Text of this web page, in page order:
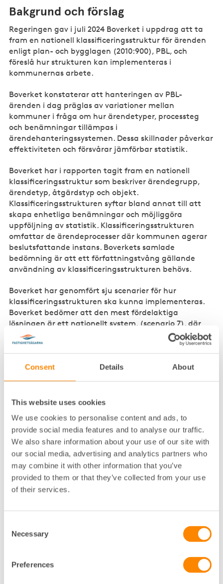
Consent Details About
This website uses cookies
We use cookies to personalise content and ads, to
provide social media features and to analyse our traffic.
We also share information about your use of our site with
our social media, advertising and analytics partners who
may combine it with other information that you’ve
provided to them or that they’ve collected from your use
of their services.
Selection
Necessary
Preferences
Bakgrund och förslag
Regeringen gav i juli 2024 Boverket i uppdrag att ta
fram en nationell klassificeringsstruktur för ärenden
enligt plan- och bygglagen (2010:900), PBL, och
föreslå hur strukturen kan implementeras i
kommunernas arbete.
Boverket konstaterar att hanteringen av PBL-
ärenden i dag präglas av variationer mellan
kommuner i fråga om hur ärendetyper, processteg
och benämningar tillämpas i
ärendehanteringssystemen. Dessa skillnader påverkar
effektiviteten och försvårar jämförbar statistik.
Boverket har i rapporten tagit fram en nationell
klassificeringsstruktur som beskriver ärendegrupp,
ärendetyp, åtgärdstyp och objekt.
Klassificeringsstrukturen syftar bland annat till att
skapa enhetliga benämningar och möjliggöra
uppföljning av statistik. Klassificeringsstrukturen
omfattar de ärendeprocesser där kommunen agerar
beslutsfattande instans. Boverkets samlade
bedömning är att ett författningstvång gällande
användning av klassificeringsstrukturen behövs.
Boverket har genomfört sju scenarier för hur
klassificeringsstrukturen ska kunna implementeras.
Boverket bedömer att den mest fördelaktiga
lösningen är ett nationellt system, (scenario 7), där
staten tar fram och tillhandahåller ett
ärendehanteringssystem och tar fram ett
behandlas i systemet genom att en förpliktelse för
lagstiftningen.
Boverket föreslår att lovärenden med flera åtgärder
ska beslutas var för sig för att fungera med ett
nationellt ärendehanteringssystem.
För att kunna mäta hur lång tid det tar att ta fram
Fastighetsägarna ser positivt på Boverkets arbete
med att ta fram en nationell klassificeringsstruktur